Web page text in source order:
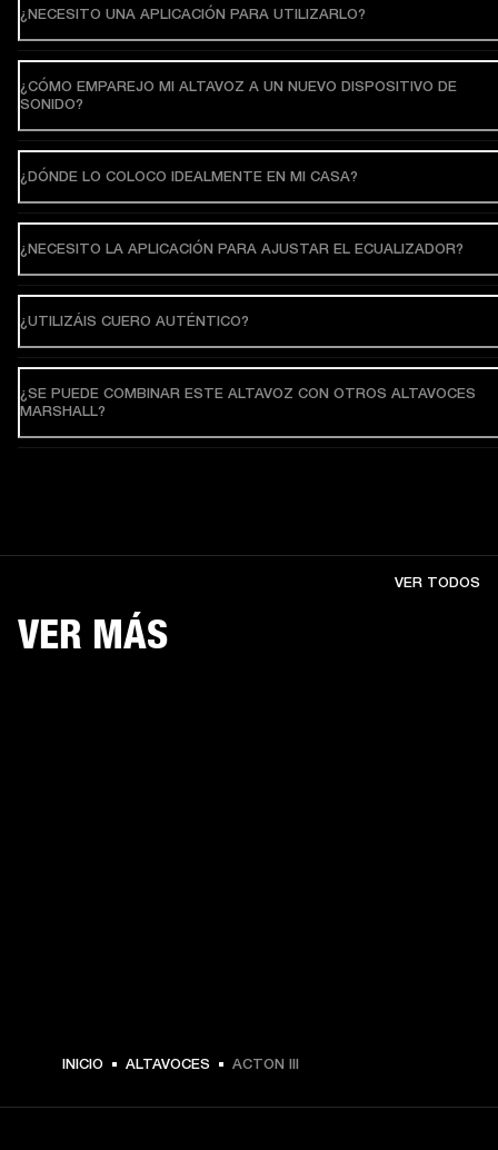
¿NECESITO UNA APLICACIÓN PARA UTILIZARLO?
¿CÓMO EMPAREJO MI ALTAVOZ A UN NUEVO DISPOSITIVO DE
SONIDO?
¿DÓNDE LO COLOCO IDEALMENTE EN MI CASA?
¿NECESITO LA APLICACIÓN PARA AJUSTAR EL ECUALIZADOR?
¿UTILIZÁIS CUERO AUTÉNTICO?
¿SE PUEDE COMBINAR ESTE ALTAVOZ CON OTROS ALTAVOCES
MARSHALL?
VER MÁS
VER TODOS
INICIO ALTAVOCES ACTON III